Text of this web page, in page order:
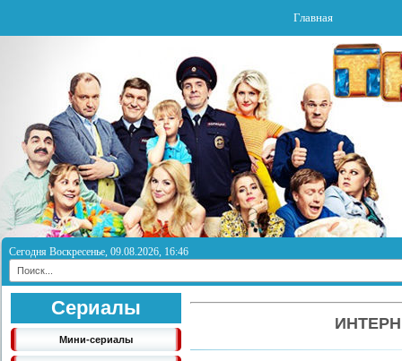
Главная
Сегодня Воскресенье, 09.08.2026, 16:46
Сериалы
Мини-сериалы